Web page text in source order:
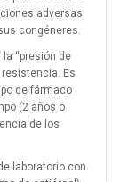
adversas
congéneres.
“presión de
Es
de fármaco
(2 años o
de los
laboratorio con